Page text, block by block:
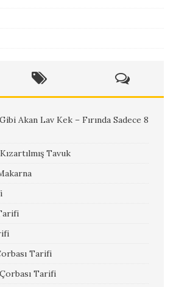
Akan Lav Kek – Fırında Sadece 8
Tavuk
Tarifi
Tarifi